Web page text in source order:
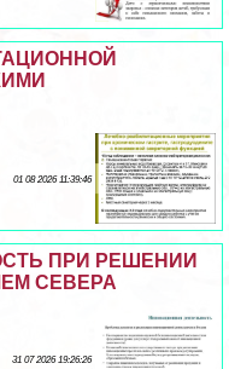
01 08 2026 11:39:46
ПРИ РЕШЕНИИ
СЕВЕРА
31 07 2026 19:26:26